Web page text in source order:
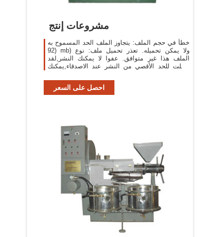
مشروعات إنتج
خطأ في حجم الملف: يتجاوز الملف الحد المسموح به
(92 mb) ولا يمكن تحميله. تعذر تحميل ملف: نوع
الملف هذا غير متوافق. عفوا لا يمكنك النشر,لقد
وصلت للحد الأقصي من النشر عند الاصدقاء,يمكنك
احصل على السعر